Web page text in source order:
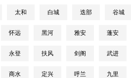
太和 白城 迭部 谷城
怀远 黑河 雅安 蓬安
永登 扶风 剑阁 武进
商水 定兴 呼兰 九里